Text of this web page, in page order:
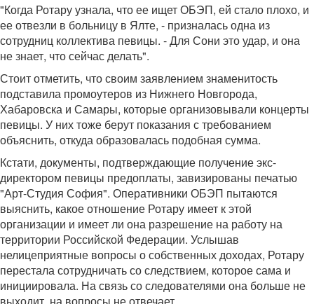
"Когда Ротару узнала, что ее ищет ОБЭП, ей стало плохо, и
ее отвезли в больницу в Ялте, - призналась одна из
сотрудниц коллектива певицы. - Для Сони это удар, и она
не знает, что сейчас делать".
Стоит отметить, что своим заявлением знаменитость
подставила промоутеров из Нижнего Новгорода,
Хабаровска и Самары, которые организовывали концерты
певицы. У них тоже берут показания с требованием
объяснить, откуда образовалась подобная сумма.
Кстати, документы, подтверждающие получение экс-
директором певицы предоплаты, завизированы печатью
"Арт-Студия София". Оперативники ОБЭП пытаются
выяснить, какое отношение Ротару имеет к этой
организации и имеет ли она разрешение на работу на
территории Российской Федерации. Услышав
нелицеприятные вопросы о собственных доходах, Ротару
перестала сотрудничать со следствием, которое сама и
инициировала. На связь со следователями она больше не
выходит, на вопросы не отвечает.